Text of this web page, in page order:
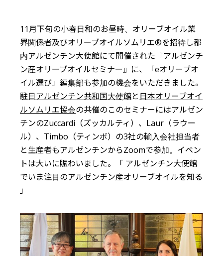
11月下旬の小春日和のお昼時、オリーブオイル業
界関係者及びオリーブオイルソムリエ®を招待し都
内アルゼンチン大使館にて開催された『アルゼンチ
ン産オリーブオイルセミナー』に、「eオリーブオ
イル選び」編集部も参加の機会をいただきました。
駐日アルゼンチン共和国大使館と 日本オリーブオイ
ルソムリエ協会の共催のこのセミナーにはアルゼン
チンのZuccardi（ズッカルティ）、Laur（ラウー
ル）、Timbo（ティンボ）の3社の輸入会社担当者
と生産者もアルゼンチンからZoomで参加。イベン
トは大いに賑わいました。「 アルゼンチン大使館
でいま注目のアルゼンチン産オリーブオイルを知る
」